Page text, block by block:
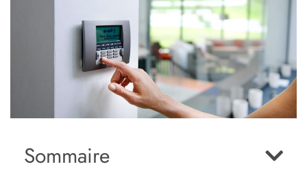
Sommaire